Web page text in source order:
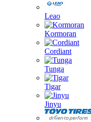
Leao
Kormoran
Cordiant
Tunga
Tigar
Jinyu